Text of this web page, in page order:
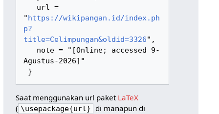
"https://wikipangan.id/index.ph
p?
title=Celimpungan&oldid=3326",
Agustus-2026]"
Saat menggunakan url paket LaTeX
( \usepackage{url} di manapun di